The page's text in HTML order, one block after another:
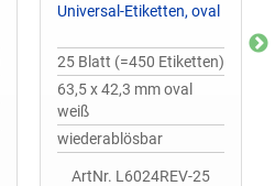
Universal-Etiketten, oval
25 Blatt (=450 Etiketten)
63,5 x 42,3 mm oval
weiß
wiederablösbar
ArtNr. L6024REV-25